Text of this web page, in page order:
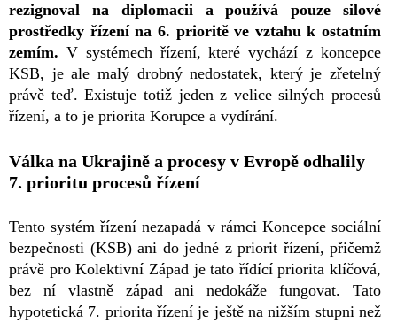
rezignoval na diplomacii a používá pouze silové
prostředky řízení na 6. prioritě ve vztahu k ostatním
zemím. V systémech řízení, které vychází z koncepce
KSB, je ale malý drobný nedostatek, který je zřetelný
právě teď. Existuje totiž jeden z velice silných procesů
řízení, a to je priorita Korupce a vydírání.
Válka na Ukrajině a procesy v Evropě odhalily
7. prioritu procesů řízení
Tento systém řízení nezapadá v rámci Koncepce sociální
bezpečnosti (KSB) ani do jedné z priorit řízení, přičemž
právě pro Kolektivní Západ je tato řídící priorita klíčová,
bez ní vlastně západ ani nedokáže fungovat. Tato
hypotetická 7. priorita řízení je ještě na nižším stupni než